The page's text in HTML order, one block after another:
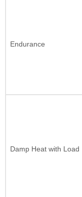
Endurance
Damp Heat with Load